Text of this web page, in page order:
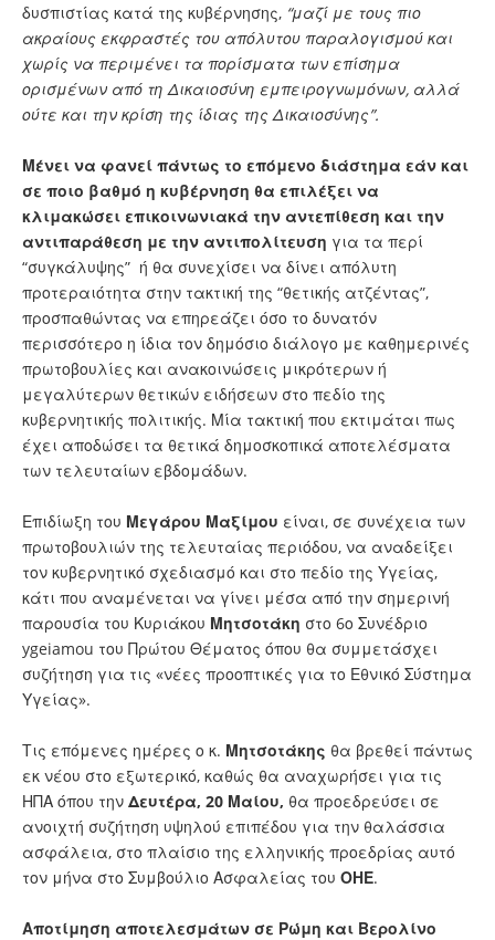
δυσπιστίας κατά της κυβέρνησης, “μαζί με τους πιο
ακραίους εκφραστές του απόλυτου παραλογισμού και
χωρίς να περιμένει τα πορίσματα των επίσημα
ορισμένων από τη Δικαιοσύνη εμπειρογνωμόνων, αλλά
ούτε και την κρίση της ίδιας της Δικαιοσύνης”.
Μένει να φανεί πάντως το επόμενο διάστημα εάν και
σε ποιο βαθμό η κυβέρνηση θα επιλέξει να
κλιμακώσει επικοινωνιακά την αντεπίθεση και την
αντιπαράθεση με την αντιπολίτευση για τα περί
“συγκάλυψης” ή θα συνεχίσει να δίνει απόλυτη
προτεραιότητα στην τακτική της “θετικής ατζέντας”,
προσπαθώντας να επηρεάζει όσο το δυνατόν
περισσότερο η ίδια τον δημόσιο διάλογο με καθημερινές
πρωτοβουλίες και ανακοινώσεις μικρότερων ή
μεγαλύτερων θετικών ειδήσεων στο πεδίο της
κυβερνητικής πολιτικής. Μία τακτική που εκτιμάται πως
έχει αποδώσει τα θετικά δημοσκοπικά αποτελέσματα
των τελευταίων εβδομάδων.
Επιδίωξη του Μεγάρου Μαξίμου είναι, σε συνέχεια των
πρωτοβουλιών της τελευταίας περιόδου, να αναδείξει
τον κυβερνητικό σχεδιασμό και στο πεδίο της Υγείας,
κάτι που αναμένεται να γίνει μέσα από την σημερινή
παρουσία του Κυριάκου Μητσοτάκη στο 6ο Συνέδριο
ygeiamou του Πρώτου Θέματος όπου θα συμμετάσχει
συζήτηση για τις «νέες προοπτικές για το Εθνικό Σύστημα
Υγείας».
Τις επόμενες ημέρες ο κ. Μητσοτάκης θα βρεθεί πάντως
εκ νέου στο εξωτερικό, καθώς θα αναχωρήσει για τις
ΗΠΑ όπου την Δευτέρα, 20 Μαίου, θα προεδρεύσει σε
ανοιχτή συζήτηση υψηλού επιπέδου για την θαλάσσια
ασφάλεια, στο πλαίσιο της ελληνικής προεδρίας αυτό
τον μήνα στο Συμβούλιο Ασφαλείας του ΟΗΕ.
Αποτίμηση αποτελεσμάτων σε Ρώμη και Βερολίνο